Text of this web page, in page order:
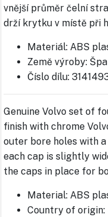
vnější průměr čelní
drží krytku v místě při
Materiál: ABS
Země výroby:
Číslo dílu:
Genuine Volvo set of
finish with chrome
outer bore holes with
each cap is slightly
the caps in place for
Material: ABS
Country of origin: